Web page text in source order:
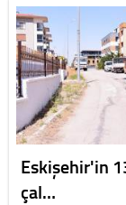
Eskişehir'in
çal…